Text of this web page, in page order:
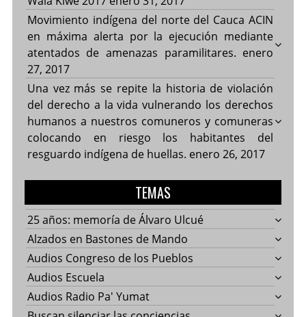
Movimiento indígena del norte del Cauca ACIN
en máxima alerta por la ejecución mediante
atentados de amenazas paramilitares. enero
27, 2017
Una vez más se repite la historia de violación
del derecho a la vida vulnerando los derechos
humanos a nuestros comuneros y comuneras
colocando en riesgo los habitantes del
resguardo indígena de huellas. enero 26, 2017
TEMAS
25 años: memoría de Álvaro Ulcué
Alzados en Bastones de Mando
Audios Congreso de los Pueblos
Audios Escuela
Audios Radio Pa' Yumat